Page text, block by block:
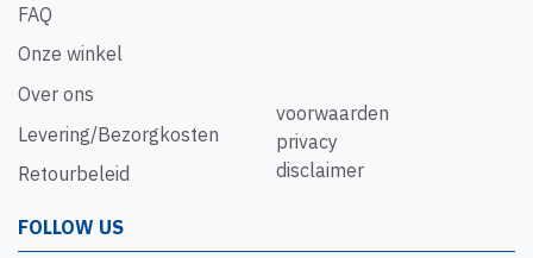
FAQ
Onze winkel
Over ons
Levering/Bezorgkosten
Retourbeleid
voorwaarden
privacy
disclaimer
FOLLOW US